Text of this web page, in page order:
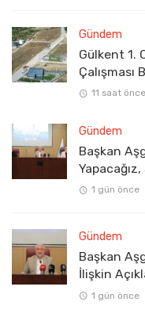
Gündem
Gülkent 1.
Çalışması
11 saat önce
Gündem
Başkan
1 gün önce
Gündem
Başkan
İlişkin
1 gün önce